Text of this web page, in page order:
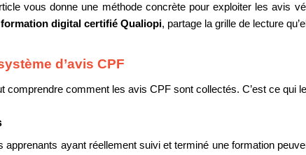
vous donne une méthode concrète pour exploiter les avis
digital certifié Qualiopi, partage la grille de lecture
d’avis CPF
comprendre comment les avis CPF sont collectés. C’est ce qui
apprenants ayant réellement suivi et terminé une formation